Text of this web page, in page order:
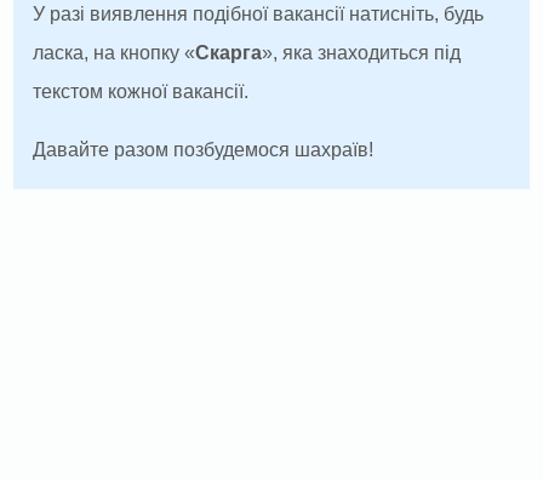
У разі виявлення подібної вакансії натисніть, будь
ласка, на кнопку «Скарга», яка знаходиться під
текстом кожної вакансії.
Давайте разом позбудемося шахраїв!